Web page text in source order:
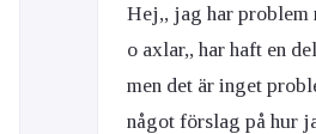
Hej,, jag har problem
o axlar,, har haft en
men det är inget
något förslag på hur